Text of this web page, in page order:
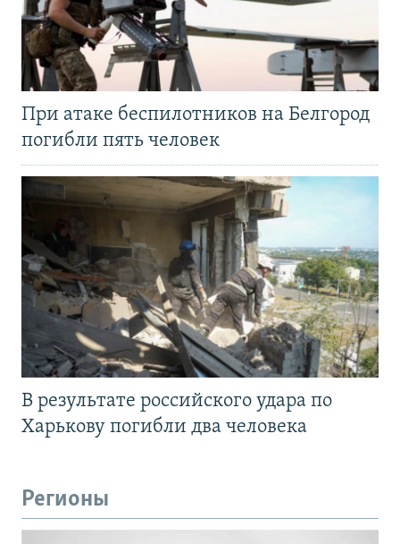
При атаке беспилотников на Белгород
погибли пять человек
В результате российского удара по
Харькову погибли два человека
Регионы